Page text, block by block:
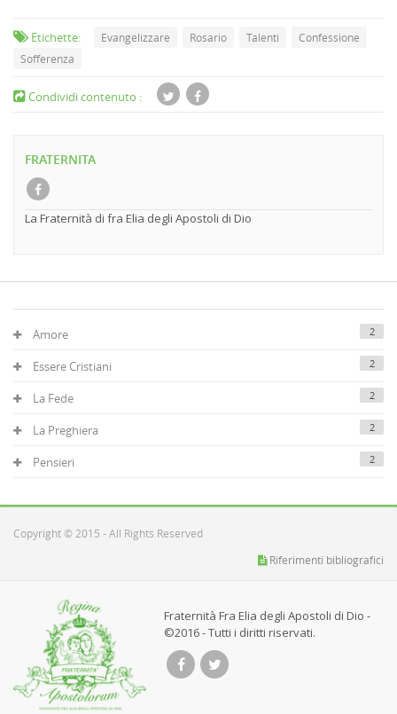
Etichette: Evangelizzare Rosario Talenti
Confessione
Sofferenza
Condividi contenuto :
FRATERNITA
La Fraternità di fra Elia degli Apostoli di Dio
Amore 2
Essere Cristiani 2
La Fede 2
La Preghiera 2
Pensieri 2
Copyright © 2015 - All Rights Reserved
Riferimenti bibliografici
Fraternità Fra Elia degli Apostoli di Dio -
©2016 - Tutti i diritti riservati.